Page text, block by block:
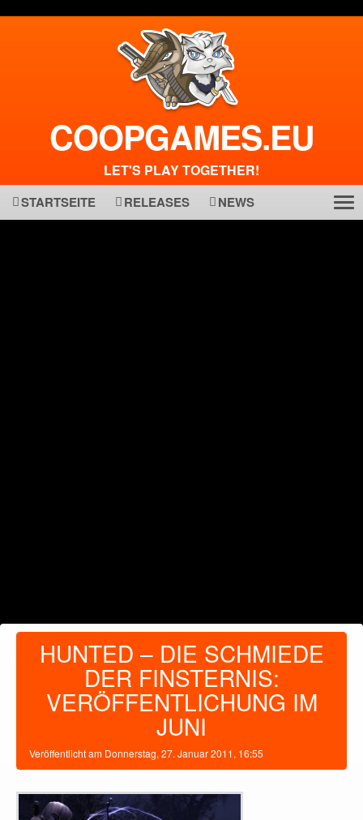
COOPGAMES.EU
LET'S PLAY TOGETHER!
STARTSEITE RELEASES NEWS
HUNTED – DIE SCHMIEDE
DER FINSTERNIS:
VERÖFFENTLICHUNG IM
JUNI
Veröffentlicht am Donnerstag, 27. Januar 2011, 16:55